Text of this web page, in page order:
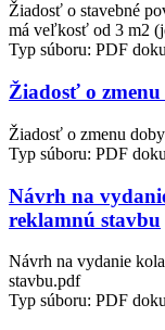
Žiadosť o stavebné
má veľkosť od 3 m2
Typ súboru: PDF
Žiadosť o
Žiadosť o zmenu
Typ súboru: PDF
Návrh na
reklamnú stavbu
Návrh na vydanie
stavbu.pdf
Typ súboru: PDF